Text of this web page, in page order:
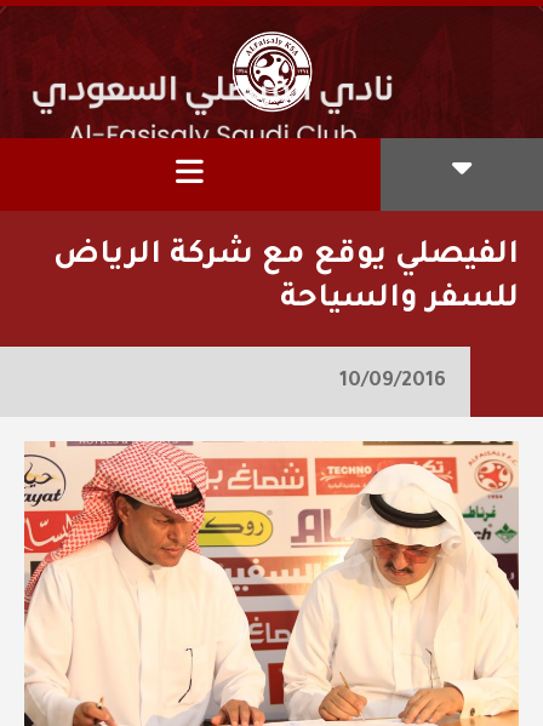
الفيصلي يوقع مع شركة الرياض
للسفر والسياحة
10/09/2016